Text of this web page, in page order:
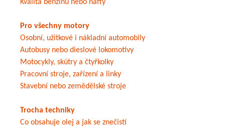
Kvalita benzínu nebo nafty
Pro všechny motory
Osobní, užitkové i nákladní automobily
Autobusy nebo dieslové lokomotivy
Motocykly, skútry a čtyřkolky
Pracovní stroje, zařízení a linky
Stavební nebo zemědělské stroje
Trocha techniky
Co obsahuje olej a jak se znečistí